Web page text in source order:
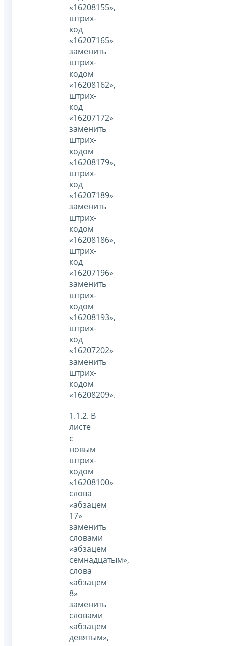
«16208155»,
штрих-
код
«16207165»
заменить
штрих-
кодом
«16208162»,
штрих-
код
«16207172»
заменить
штрих-
кодом
«16208179»,
штрих-
код
«16207189»
заменить
штрих-
кодом
«16208186»,
штрих-
код
«16207196»
заменить
штрих-
кодом
«16208193»,
штрих-
код
«16207202»
заменить
штрих-
кодом
«16208209».
1.1.2. В
листе
с
новым
штрих-
кодом
«16208100»
слова
«абзацем
17»
заменить
словами
«абзацем
семнадцатым»,
слова
«абзацем
8»
заменить
словами
«абзацем
девятым»,